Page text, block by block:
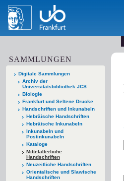
SAMMLUNGEN
Digitale Sammlungen
Archiv der
Universitätsbibliothek JCS
Biologie
Frankfurt und Seltene Drucke
Handschriften und Inkunabeln
Hebräische Handschriften
Hebräische Inkunabeln
Inkunabeln und
Postinkunabeln
Kataloge
Mittelalterliche
Handschriften
Neuzeitliche Handschriften
Orientalische und Slawische
Handschriften